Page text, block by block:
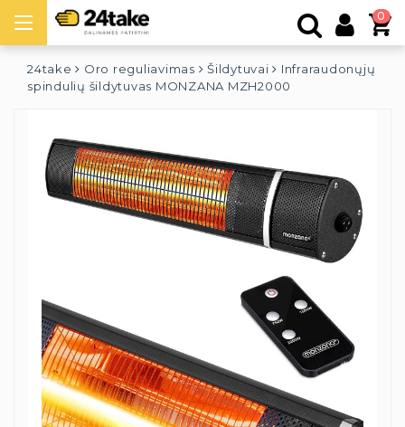
0
24take Oro reguliavimas Šildytuvai
Infraraudonųjų
spindulių šildytuvas MONZANA MZH2000